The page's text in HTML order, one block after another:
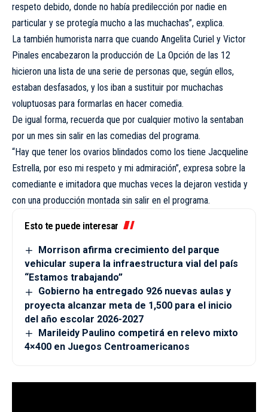
respeto debido, donde no había predilección por nadie en
particular y se protegía mucho a las muchachas”, explica.
La también humorista narra que cuando Angelita Curiel y Victor
Pinales encabezaron la producción de La Opción de las 12
hicieron una lista de una serie de personas que, según ellos,
estaban desfasados, y los iban a sustituir por muchachas
voluptuosas para formarlas en hacer comedia.
De igual forma, recuerda que por cualquier motivo la sentaban
por un mes sin salir en las comedias del programa.
“Hay que tener los ovarios blindados como los tiene Jacqueline
Estrella, por eso mi respeto y mi admiración”, expresa sobre la
comediante e imitadora que muchas veces la dejaron vestida y
con una producción montada sin salir en el programa.
Esto te puede interesar
Morrison afirma crecimiento del parque
vehicular supera la infraestructura vial del país
“Estamos trabajando”
Gobierno ha entregado 926 nuevas aulas y
proyecta alcanzar meta de 1,500 para el inicio
del año escolar 2026-2027
Marileidy Paulino competirá en relevo mixto
4×400 en Juegos Centroamericanos